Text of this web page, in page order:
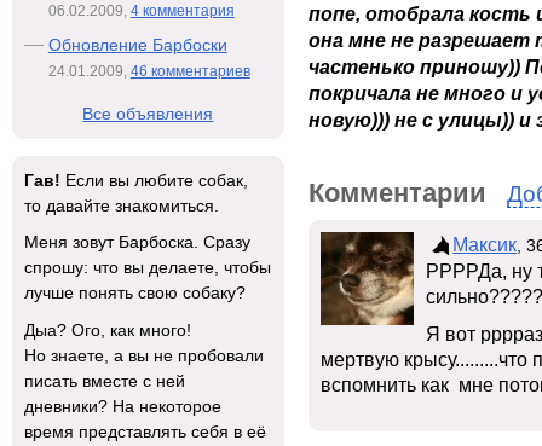
попе, отобрала кость
она мне не разрешает
частенько приношу))
покричала не много и
новую))) не с улицы)) и
Комментарии
Максик ,
РРРРДа, ну
Я вот
мертвую
вспомнить как мне
06.02.2009, 4 комментария
Обновление Барбоски
24.01.2009, 46 комментариев
Все объявления
Гав! Если вы любите собак,
то давайте знакомиться.
Меня зовут Барбоска. Сразу
спрошу: что вы делаете, чтобы
лучше понять свою собаку?
Дыа? Ого, как много!
Но знаете, а вы не пробовали
писать вместе с ней
дневники? На некоторое
время представлять себя в её